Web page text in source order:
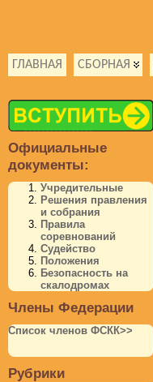
ГЛАВНАЯ СБОРНАЯ
Официальные
документы:
Учредительные
Решения правления
и собрания
Правила
соревнований
Судейство
Положения
Безопасность на
скалодромах
Члены Федерации
Список членов ФСКК>>
Рубрики